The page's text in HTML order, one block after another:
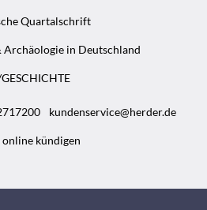
Quartalschrift
Archäologie in Deutschland
kundenservice@herder.de
kündigen